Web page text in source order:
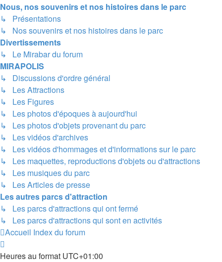
Nous, nos souvenirs et nos histoires dans le parc
↳ Présentations
↳ Nos souvenirs et nos histoires dans le parc
Divertissements
↳ Le Mirabar du forum
MIRAPOLIS
↳ Discussions d'ordre général
↳ Les Attractions
↳ Les Figures
↳ Les photos d'époques à aujourd'hui
↳ Les photos d'objets provenant du parc
↳ Les vidéos d'archives
↳ Les vidéos d'hommages et d'informations sur le parc
↳ Les maquettes, reproductions d'objets ou d'attractions
↳ Les musiques du parc
↳ Les Articles de presse
Les autres parcs d'attraction
↳ Les parcs d'attractions qui ont fermé
↳ Les parcs d'attractions qui sont en activités
Accueil Index du forum
Heures au format UTC+01:00